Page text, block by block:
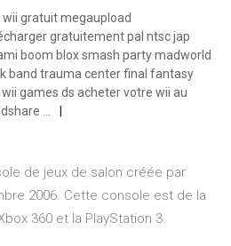
gratuit megaupload
gratuitement pal ntsc jap
boom blox smash party madworld
band trauma center final fantasy
games ds acheter votre wii au
...
de jeux de salon créée par
2006. Cette console est de la
360 et la PlayStation 3.